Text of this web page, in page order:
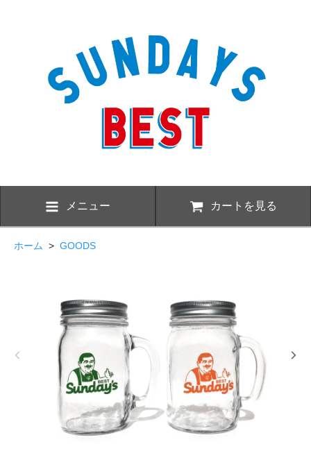
メニュー カートを見る
ホーム > GOODS